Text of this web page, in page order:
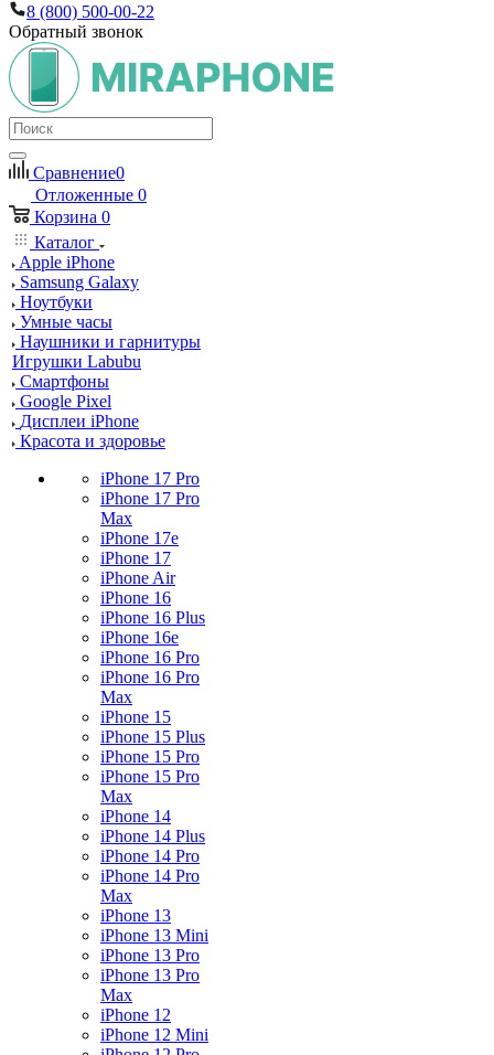
8 (800) 500-00-22
Обратный звонок
Сравнение0
Отложенные 0
Корзина 0
Каталог
Apple iPhone
Samsung Galaxy
Ноутбуки
Умные часы
Наушники и гарнитуры
Игрушки Labubu
Смартфоны
Google Pixel
Дисплеи iPhone
Красота и здоровье
iPhone 17 Pro
iPhone 17 Pro
Max
iPhone 17e
iPhone 17
iPhone Air
iPhone 16
iPhone 16 Plus
iPhone 16e
iPhone 16 Pro
iPhone 16 Pro
Max
iPhone 15
iPhone 15 Plus
iPhone 15 Pro
iPhone 15 Pro
Max
iPhone 14
iPhone 14 Plus
iPhone 14 Pro
iPhone 14 Pro
Max
iPhone 13
iPhone 13 Mini
iPhone 13 Pro
iPhone 13 Pro
Max
iPhone 12
iPhone 12 Mini